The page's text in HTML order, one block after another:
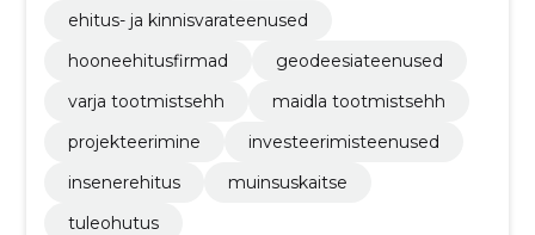
ehitus- ja kinnisvarateenused
hooneehitusfirmad
geodeesiateenused
varja tootmistsehh
maidla tootmistsehh
projekteerimine
investeerimisteenused
insenerehitus
muinsuskaitse
tuleohutus